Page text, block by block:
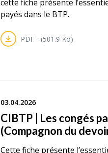
cette fiche présente
payés dans le BTP.
PDF - (501.9 Ko)
03.04.2026
CIBTP | Les congés
(Compagnon du
Cette fiche présente